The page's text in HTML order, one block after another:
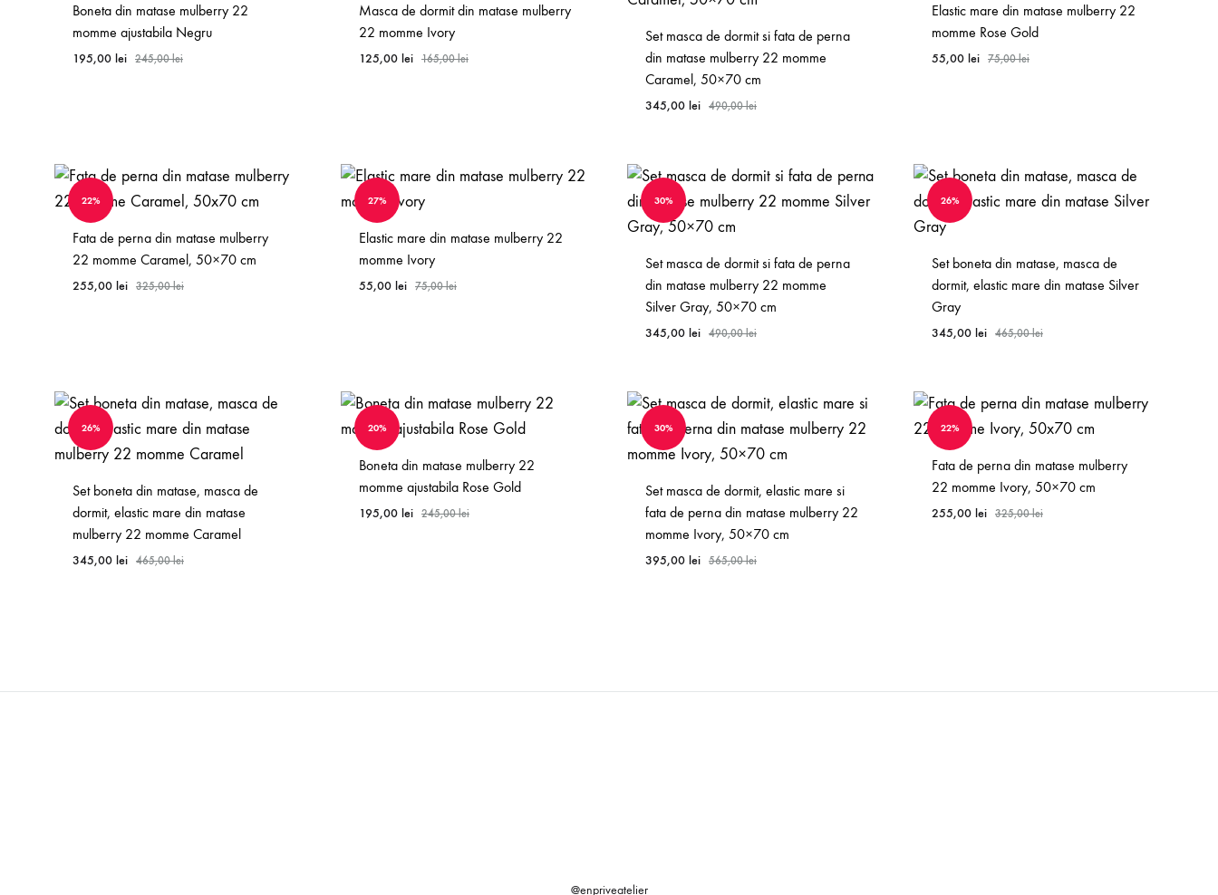
Boneta din matase mulberry 22
momme ajustabila Negru
195,00 lei 245,00lei
Masca de dormit din matase mulberry
22 momme Ivory
125,00 lei 165,00lei
Set masca de dormit si fata de perna
din matase mulberry 22 momme
Caramel, 50×70 cm
345,00 lei 490,00lei
Elastic mare din matase mulberry 22
momme Rose Gold
55,00 lei 75,00lei
22%
Fata de perna din matase mulberry
22 momme Caramel, 50×70 cm
255,00 lei 325,00lei
27%
Elastic mare din matase mulberry 22
momme Ivory
55,00 lei 75,00lei
30%
Set masca de dormit si fata de perna
din matase mulberry 22 momme
Silver Gray, 50×70 cm
345,00 lei 490,00lei
26%
Set boneta din matase, masca de
dormit, elastic mare din matase Silver
Gray
345,00 lei 465,00lei
26%
Set boneta din matase, masca de
dormit, elastic mare din matase
mulberry 22 momme Caramel
345,00 lei 465,00lei
20%
Boneta din matase mulberry 22
momme ajustabila Rose Gold
195,00 lei 245,00lei
30%
Set masca de dormit, elastic mare si
fata de perna din matase mulberry 22
momme Ivory, 50×70 cm
395,00 lei 565,00lei
22%
Fata de perna din matase mulberry
22 momme Ivory, 50×70 cm
255,00 lei 325,00lei
@enpriveatelier